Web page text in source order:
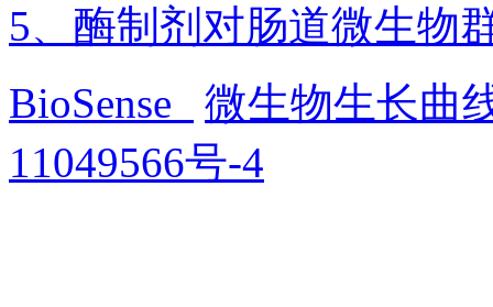
5、酶制剂对肠道微生物
BioSense
微生物生长曲
11049566号-4